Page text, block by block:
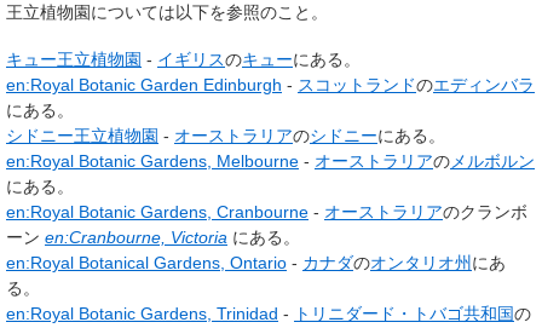
王立植物園については以下を参照のこと。
キュー王立植物園 - イギリスのキューにある。
en:Royal Botanic Garden Edinburgh - スコットランドのエディンバラ
にある。
シドニー王立植物園 - オーストラリアのシドニーにある。
en:Royal Botanic Gardens, Melbourne - オーストラリアのメルボルン
にある。
en:Royal Botanic Gardens, Cranbourne - オーストラリアのクランボ
ーン en:Cranbourne, Victoria にある。
en:Royal Botanical Gardens, Ontario - カナダのオンタリオ州 にあ
る。
en:Royal Botanic Gardens, Trinidad - トリニダード・トバゴ共和国の